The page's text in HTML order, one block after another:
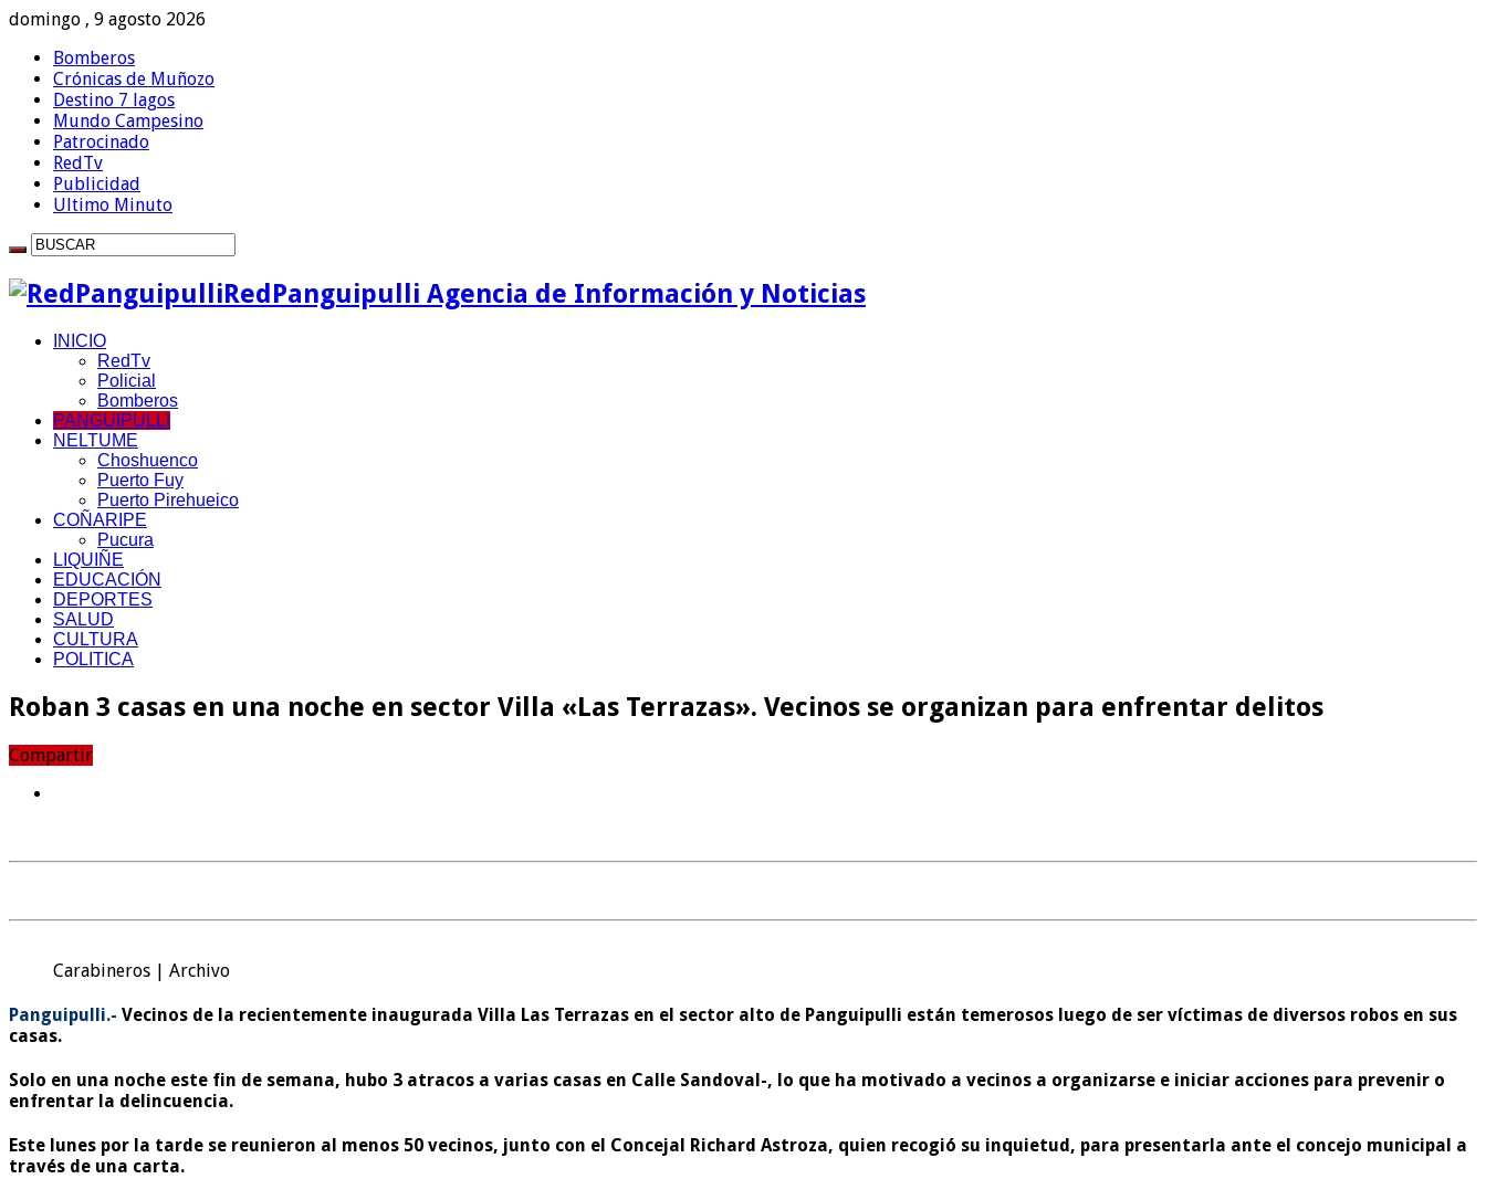
domingo , 9 agosto 2026
Bomberos
Crónicas de Muñozo
Destino 7 lagos
Mundo Campesino
Patrocinado
RedTv
Publicidad
Ultimo Minuto
RedPanguipulli Agencia de Información y Noticias
INICIO
RedTv
Policial
Bomberos
PANGUIPULLI
NELTUME
Choshuenco
Puerto Fuy
Puerto Pirehueico
COÑARIPE
Pucura
LIQUIÑE
EDUCACIÓN
DEPORTES
SALUD
CULTURA
POLITICA
Roban 3 casas en una noche en sector Villa «Las Terrazas». Vecinos se organizan para enfrentar delitos
Compartir
Carabineros | Archivo
Panguipulli.- Vecinos de la recientemente inaugurada Villa Las Terrazas en el sector alto de Panguipulli están temerosos luego de ser víctimas de diversos robos en sus
casas.
Solo en una noche este fin de semana, hubo 3 atracos a varias casas en Calle Sandoval-, lo que ha motivado a vecinos a organizarse e iniciar acciones para prevenir o
enfrentar la delincuencia.
Este lunes por la tarde se reunieron al menos 50 vecinos, junto con el Concejal Richard Astroza, quien recogió su inquietud, para presentarla ante el concejo municipal a
través de una carta.